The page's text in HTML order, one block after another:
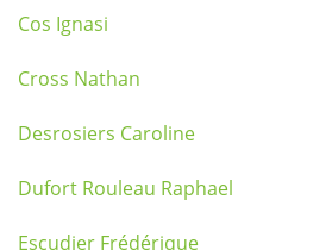
Cos Ignasi
Cross Nathan
Desrosiers Caroline
Dufort Rouleau Raphael
Escudier Frédérique